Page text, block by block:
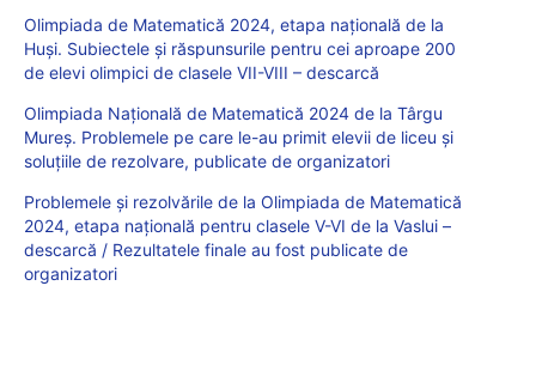
Olimpiada de Matematică 2024, etapa națională de la
Huși. Subiectele și răspunsurile pentru cei aproape 200
de elevi olimpici de clasele VII-VIII – descarcă
Olimpiada Națională de Matematică 2024 de la Târgu
Mureș. Problemele pe care le-au primit elevii de liceu și
soluțiile de rezolvare, publicate de organizatori
Problemele și rezolvările de la Olimpiada de Matematică
2024, etapa națională pentru clasele V-VI de la Vaslui –
descarcă / Rezultatele finale au fost publicate de
organizatori